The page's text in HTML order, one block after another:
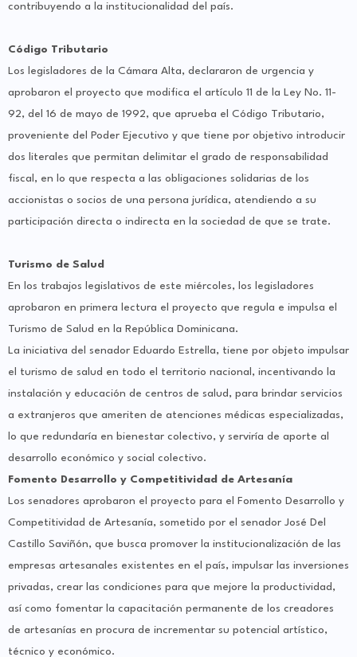
contribuyendo a la institucionalidad del país.
Código Tributario
Los legisladores de la Cámara Alta, declararon de urgencia y
aprobaron el proyecto que modifica el artículo 11 de la Ley No. 11-
92, del 16 de mayo de 1992, que aprueba el Código Tributario,
proveniente del Poder Ejecutivo y que tiene por objetivo introducir
dos literales que permitan delimitar el grado de responsabilidad
fiscal, en lo que respecta a las obligaciones solidarias de los
accionistas o socios de una persona jurídica, atendiendo a su
participación directa o indirecta en la sociedad de que se trate.
Turismo de Salud
En los trabajos legislativos de este miércoles, los legisladores
aprobaron en primera lectura el proyecto que regula e impulsa el
Turismo de Salud en la República Dominicana.
La iniciativa del senador Eduardo Estrella, tiene por objeto impulsar
el turismo de salud en todo el territorio nacional, incentivando la
instalación y educación de centros de salud, para brindar servicios
a extranjeros que ameriten de atenciones médicas especializadas,
lo que redundaría en bienestar colectivo, y serviría de aporte al
desarrollo económico y social colectivo.
Fomento Desarrollo y Competitividad de Artesanía
Los senadores aprobaron el proyecto para el Fomento Desarrollo y
Competitividad de Artesanía, sometido por el senador José Del
Castillo Saviñón, que busca promover la institucionalización de las
empresas artesanales existentes en el país, impulsar las inversiones
privadas, crear las condiciones para que mejore la productividad,
así como fomentar la capacitación permanente de los creadores
de artesanías en procura de incrementar su potencial artístico,
técnico y económico.